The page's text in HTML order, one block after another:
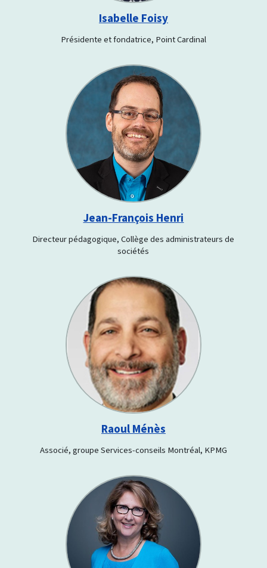
Isabelle Foisy
Présidente et fondatrice, Point Cardinal
Jean-François Henri
Directeur pédagogique, Collège des administrateurs de
sociétés
Raoul Ménès
Associé, groupe Services-conseils Montréal, KPMG